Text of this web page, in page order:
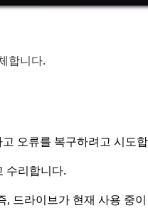
합니다.
오류를 복구하려고 시도
수리합니다.
드라이브가 현재 사용 중